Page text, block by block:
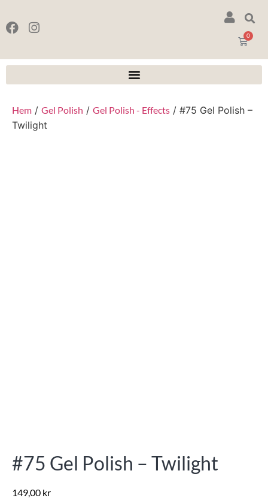
0
Hem / Gel Polish / Gel Polish - Effects / #75 Gel Polish –
Twilight
#75 Gel Polish – Twilight
149,00 kr